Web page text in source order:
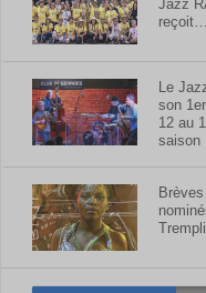
Jazz
reçoit…
Le
son
12 au
saison